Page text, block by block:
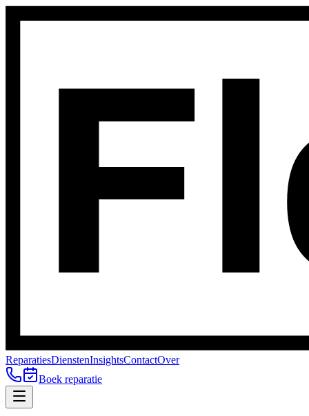
ReparatiesDienstenInsightsContactOver
Boek reparatie